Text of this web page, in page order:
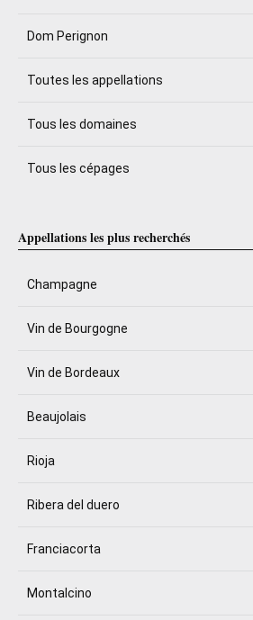
Dom Perignon
Toutes les appellations
Tous les domaines
Tous les cépages
Appellations les plus recherchés
Champagne
Vin de Bourgogne
Vin de Bordeaux
Beaujolais
Rioja
Ribera del duero
Franciacorta
Montalcino